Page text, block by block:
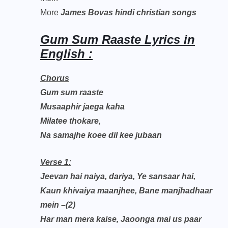
More James Bovas hindi christian songs
Gum Sum Raaste Lyrics in
English :
Chorus
Gum sum raaste
Musaaphir jaega kaha
Milatee thokare,
Na samajhe koee dil kee jubaan
Verse 1:
Jeevan hai naiya, dariya, Ye sansaar hai,
Kaun khivaiya maanjhee, Bane manjhadhaar
mein –(2)
Har man mera kaise, Jaoonga mai us paar